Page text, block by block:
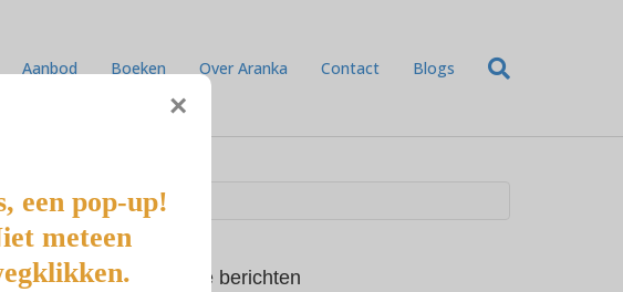
Aanbod Boeken Over Aranka Contact Blogs
Recente berichten
×
een pop-up!
meteen